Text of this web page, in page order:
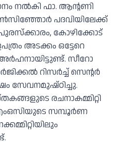
നല്‍കി ഫാ. ആന്റണി
പദവിയിലേക്ക്
കോഴിക്കോട്
അടക്കം ഒട്ടേറെ
സീറോ
റിസര്‍ച്ച് സെന്റര്‍
സേവനമുഷ്ഠിച്ചു.
രചനാകമ്മിറ്റി
സമ്പൂര്‍ണ